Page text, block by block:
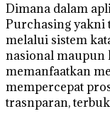
Dimana dalam
Purchasing yakni
melalui sistem
nasional maupun
memanfaatkan
mempercepat
trasnparan,